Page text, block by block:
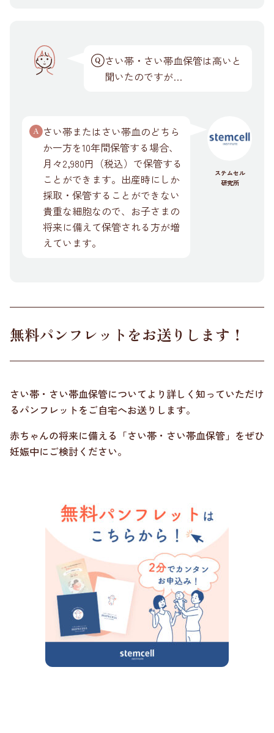
さい帯・さい帯血保管は高いと
聞いたのですが…
ステムセル
研究所
さい帯またはさい帯血のどちら
か一方を10年間保管する場合、
月々2,980円（税込）で保管する
ことができます。出産時にしか
採取・保管することができない
貴重な細胞なので、お子さまの
将来に備えて保管される方が増
えています。
無料パンフレットをお送りします！
さい帯・さい帯血保管についてより詳しく知っていただけ
るパンフレットをご自宅へお送りします。
赤ちゃんの将来に備える「さい帯・さい帯血保管」をぜひ
妊娠中にご検討ください。